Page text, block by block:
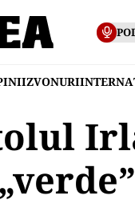
ZVONURI